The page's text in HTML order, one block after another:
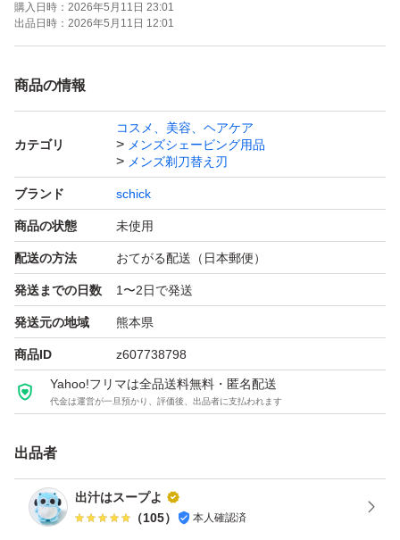
購入日時： 2026年5月11日 23:01
出品日時： 2026年5月11日 12:01
商品の情報
カテゴリ
コスメ、美容、ヘアケア
メンズシェービング用品
メンズ剃刀替え刃
ブランド schick
商品の状態 未使用
配送の方法 おてがる配送（日本郵便）
発送までの日数 1〜2日で発送
発送元の地域 熊本県
商品ID z607738798
Yahoo!フリマは全品送料無料・匿名配送
代金は運営が一旦預かり、評価後、出品者に支払われます
出品者
出汁はスープよ
（105） 本人確認済